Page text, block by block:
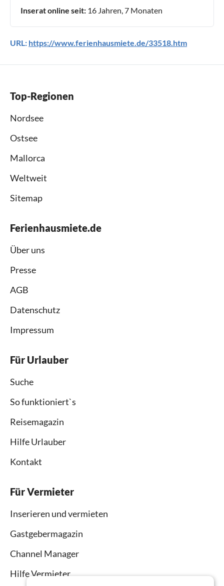
Inserat online seit: 16 Jahren, 7 Monaten
URL: https://www.ferienhausmiete.de/33518.htm
Top-Regionen
Nordsee
Ostsee
Mallorca
Weltweit
Sitemap
Ferienhausmiete.de
Über uns
Presse
AGB
Datenschutz
Impressum
Für Urlauber
Suche
So funktioniert`s
Reisemagazin
Hilfe Urlauber
Kontakt
Für Vermieter
Inserieren und vermieten
Gastgebermagazin
Channel Manager
Hilfe Vermieter